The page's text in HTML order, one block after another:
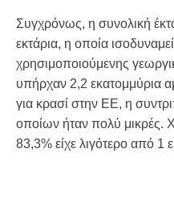
Συγχρόνως, η συνολική
εκτάρια, η οποία
χρησιμοποιούμενης
υπήρχαν 2,2 εκατομμύρια
για κρασί στην ΕΕ, η
οποίων ήταν πολύ μικρές.
83,3% είχε λιγότερο από 1